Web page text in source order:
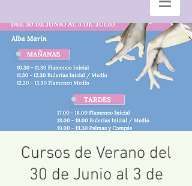
Cursos de Verano del
30 de Junio al 3 de